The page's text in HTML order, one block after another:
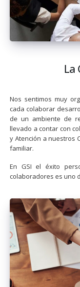
La
Nos sentimos muy
cada colaborar
de un ambiente de
llevado a contar con
y Atención a nuestros
familiar.
En GSI el éxito
colaboradores es uno